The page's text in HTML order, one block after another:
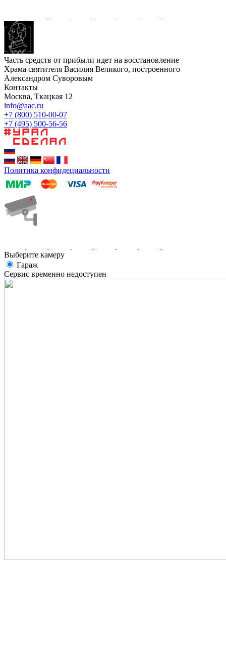
Часть средств от прибыли идет на восстановление
Храма святителя Василия Великого, построенного
Александром Суворовым
Контакты
Москва, Ткацкая 12
info@aac.ru
+7 (800) 510-00-07
+7 (495) 500-56-56
Политика конфидециальности
Выберите камеру
Гараж
Сервис временно недоступен